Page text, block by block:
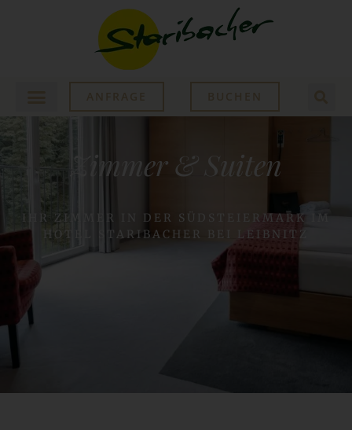
Zimmer & Suiten
IHR ZIMMER IN DER SÜDSTEIERMARK IM
HOTEL STARIBACHER BEI LEIBNITZ